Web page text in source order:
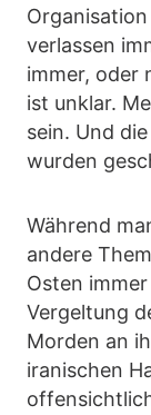
verlassen
immer, oder
ist unklar.
sein. Und
wurden
Während
andere
Osten
Vergeltung
Morden an
iranischen